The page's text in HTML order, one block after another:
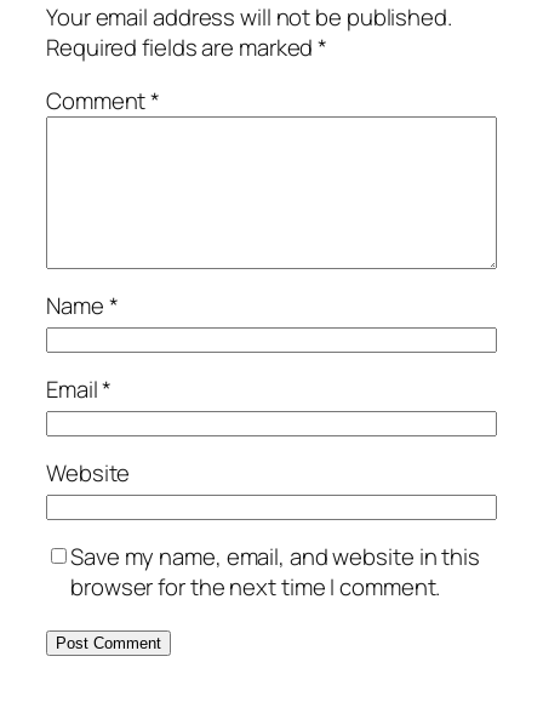
Your email address will not be published.
Required fields are marked*
Comment*
Name*
Email*
Website
Save my name, email, and website in this
browser for the next time I comment.